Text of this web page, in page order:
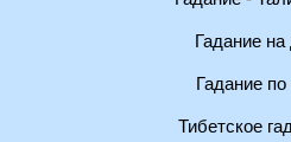
Гадание
Гадание
Тибетское